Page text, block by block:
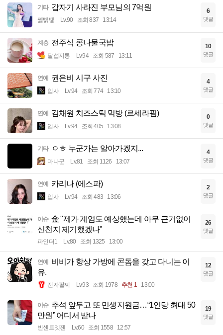
기타 갑자기 사라진 부모님의 7억원
꿻뻵뗗 Lv.90 조회 837 13:14
6
댓글
계층 전주식 콩나물국밥
달섭지롱 Lv.94 조회 587 13:11
10
댓글
연예 권은비 시구 사진
입사 Lv.94 조회 774 13:10
4
댓글
연예 김채원 치즈스틱 먹방 (르세라핌)
입사 Lv.94 조회 405 13:08
0
댓글
기타 ㅇㅎ 누군가는 알아가겠지...
마나군 Lv.81 조회 1126 13:07
4
댓글
연예 카리나 (에스파)
입사 Lv.94 조회 483 13:06
2
댓글
이슈 金 "제가 계엄도 예상했는데 아무 근거없이
신천지 제기했겠나"
파인더1 Lv.80 조회 1325 13:00
26
댓글
연예
비비가 항상 가방에 콘돔을 갖고 다니는 이
유.
전자팔찌 Lv.93 조회 1978 추천 1 13:00
12
댓글
이슈 추석 앞두고 또 민생지원금…“1인당 최대 50
만원” 어디서 받나
빈센트멧젠 Lv.60 조회 1558 12:57
19
댓글